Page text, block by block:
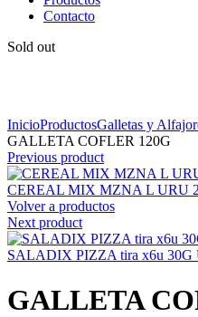
Contacto
Sold out
InicioProductosGalletas y
GALLETA COFLER 120G
Previous product
CEREAL MIX MZNA L URU
Volver a productos
Next product
SALADIX PIZZA tira x6u 30G
GALLETA